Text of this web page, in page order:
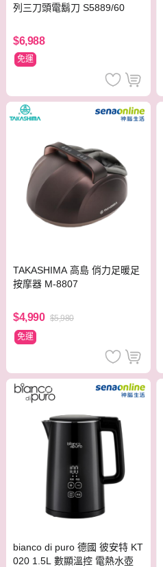
列三刀頭電鬍刀 S5889/60
$6,988
免運
TAKASHIMA 高島 俏力足暖足
按摩器 M-8807
$4,990 $5,980
免運
bianco di puro 德國 彼安特 KT
020 1.5L 數顯溫控 電熱水壺